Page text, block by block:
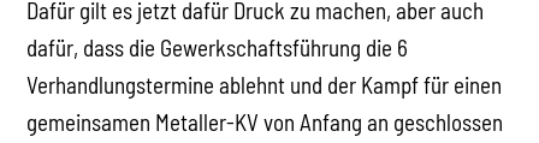
Dafür gilt es jetzt dafür Druck zu machen, aber auch
dafür, dass die Gewerkschaftsführung die 6
Verhandlungstermine ablehnt und der Kampf für einen
gemeinsamen Metaller-KV von Anfang an geschlossen